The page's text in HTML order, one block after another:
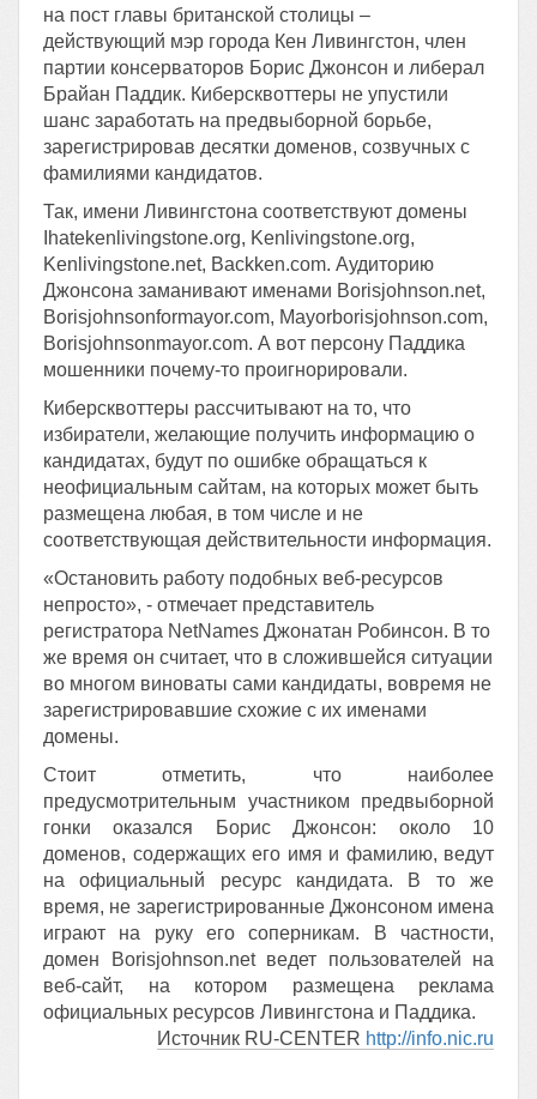
на пост главы британской столицы –
действующий мэр города Кен Ливингстон, член
партии консерваторов Борис Джонсон и либерал
Брайан Паддик. Киберсквоттеры не упустили
шанс заработать на предвыборной борьбе,
зарегистрировав десятки доменов, созвучных с
фамилиями кандидатов.
Так, имени Ливингстона соответствуют домены
Ihatekenlivingstone.org, Kenlivingstone.org,
Kenlivingstone.net, Backken.com. Аудиторию
Джонсона заманивают именами Borisjohnson.net,
Borisjohnsonformayor.com, Mayorborisjohnson.com,
Borisjohnsonmayor.com. А вот персону Паддика
мошенники почему-то проигнорировали.
Киберсквоттеры рассчитывают на то, что
избиратели, желающие получить информацию о
кандидатах, будут по ошибке обращаться к
неофициальным сайтам, на которых может быть
размещена любая, в том числе и не
соответствующая действительности информация.
«Остановить работу подобных веб-ресурсов
непросто», - отмечает представитель
регистратора NetNames Джонатан Робинсон. В то
же время он считает, что в сложившейся ситуации
во многом виноваты сами кандидаты, вовремя не
зарегистрировавшие схожие с их именами
домены.
Стоит отметить, что наиболее
предусмотрительным участником предвыборной
гонки оказался Борис Джонсон: около 10
доменов, содержащих его имя и фамилию, ведут
на официальный ресурс кандидата. В то же
время, не зарегистрированные Джонсоном имена
играют на руку его соперникам. В частности,
домен Borisjohnson.net ведет пользователей на
веб-сайт, на котором размещена реклама
официальных ресурсов Ливингстона и Паддика.
Источник RU-CENTER http://info.nic.ru